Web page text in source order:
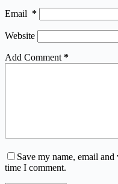
Email *
Website
Add Comment *
Save my name, email
time I comment.